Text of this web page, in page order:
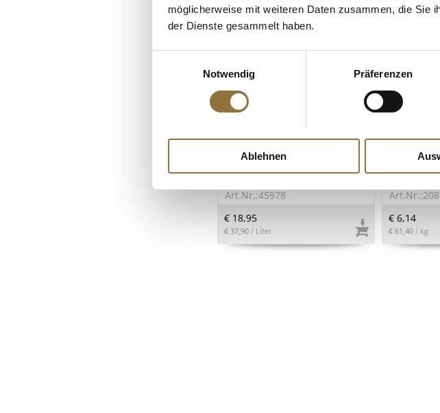
möglicherweise mit weiteren Daten zusammen, die Sie
der Dienste gesammelt haben.
Notwendig
Präferenzen
Ablehnen
Salz
Senf
SO2/Sulfite
Sojabohnen
Rapsöl, 500 ml
Art.Nr.:45978
€ 18,95
€ 37,90 / Liter
TK, 100 g
€ 6,14
€ 61,40 / kg